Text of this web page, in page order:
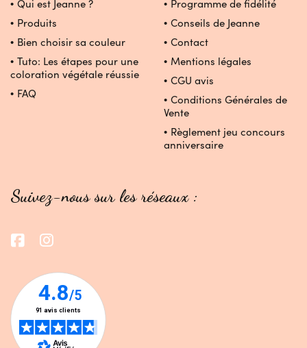
Qui est Jeanne ?
Produits
Bien choisir sa couleur
Tuto: Les étapes pour une
coloration végétale réussie
FAQ
Programme de fidélité
Conseils de Jeanne
Contact
Mentions légales
CGU avis
Conditions Générales de
Vente
Règlement jeu concours
anniversaire
Suivez-nous sur les réseaux :